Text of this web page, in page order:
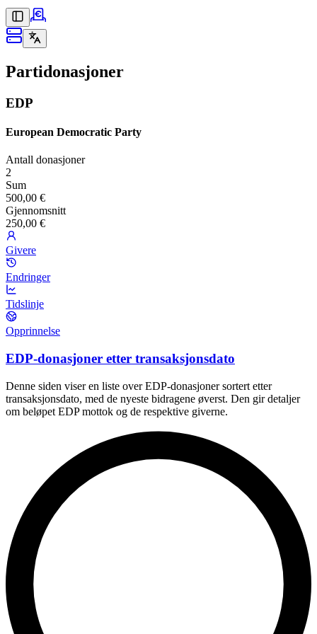
Partidonasjoner
EDP
European Democratic Party
Antall donasjoner
2
Sum
500,00 €
Gjennomsnitt
250,00 €
Givere
Endringer
Tidslinje
Opprinnelse
EDP-donasjoner etter transaksjonsdato
Denne siden viser en liste over EDP-donasjoner sortert etter
transaksjonsdato, med de nyeste bidragene øverst. Den gir detaljer
om beløpet EDP mottok og de respektive giverne.